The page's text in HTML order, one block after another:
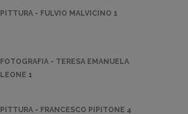
PITTURA - FULVIO MALVICINO 1
FOTOGRAFIA - TERESA EMANUELA
LEONE 1
PITTURA - FRANCESCO PIPITONE 4